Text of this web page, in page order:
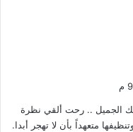
الجميل .. رحت ألقي نظرة
متعهداً بأن لا تهجر أبدا.